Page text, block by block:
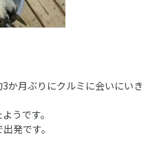
か月ぶりにクルミに会いにいき
うです。
発です。